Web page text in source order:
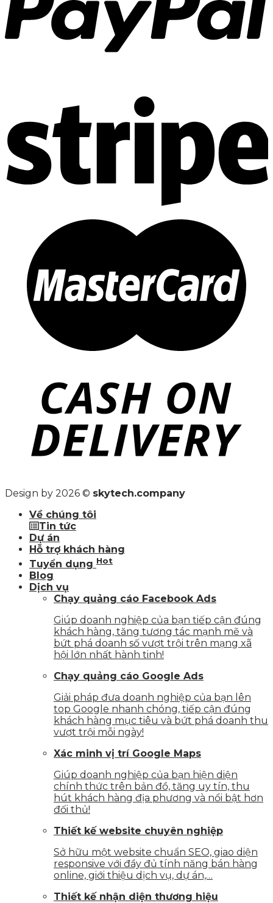
Design by 2026 © skytech.company
Về chúng tôi
Tin tức
Dự án
Hỗ trợ khách hàng
Tuyển dụng Hot
Blog
Dịch vụ
Chạy quảng cáo Facebook Ads
Giúp doanh nghiệp của bạn tiếp cận đúng
khách hàng, tăng tương tác mạnh mẽ và
bứt phá doanh số vượt trội trên mạng xã
hội lớn nhất hành tinh!
Chạy quảng cáo Google Ads
Giải pháp đưa doanh nghiệp của bạn lên
top Google nhanh chóng, tiếp cận đúng
khách hàng mục tiêu và bứt phá doanh thu
vượt trội mỗi ngày!
Xác minh vị trí Google Maps
Giúp doanh nghiệp của bạn hiện diện
chính thức trên bản đồ, tăng uy tín, thu
hút khách hàng địa phương và nổi bật hơn
đối thủ!
Thiết kế website chuyên nghiệp
Sở hữu một website chuẩn SEO, giao diện
responsive với đầy đủ tính năng bán hàng
online, giới thiệu dịch vụ, dự án,…
Thiết kế nhận diện thương hiệu